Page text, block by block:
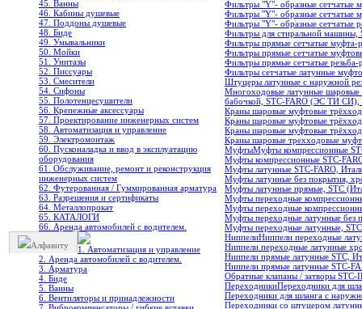
45. Ванны
46. Кабины душевые
47. Поддоны душевые
48. Биде
49. Умывальники
50. Мойки
51. Унитазы
52. Писсуары
53. Смесители
54. Сифоны
55. Полотенцесушители
56. Крепежные аксессуары
57. Проектирование инженерных систем
58. Автоматизация и управление
59. Электромонтаж
60. Пусконаладка и ввод в эксплуатацию
оборудования
61. Обслуживание, ремонт и реконструкция
инженерных систем
62. Футерованная / Гуммированная арматура
63. Разрешения и сертификаты
64. Металлопрокат
65. КАТАЛОГИ
66. Аренда автомобилей с водителем.
Алфавиту
1. Автоматизация и управление
2. Аренда автомобилей с водителем.
3. Арматура
4. Биде
5. Ванны
6. Вентиляторы и принадлежности
Фильтры "Y"- образные сетчатые
Фильтры "Y"- образные сетчатые
Фильтры "Y"- образные сетчатые
Фильтры для стиральной машины,
Фильтры прямые сетчатые муфта-
Фильтры прямые сетчатые
Фильтры прямые сетчатые резьба-
Фильтры сетчатые латунные
Штуцеры латунные с наружной
Многоходовые латунные
бабочкой, STC-FARO (ЭС ТИ СИ),
Краны шаровые муфтовые
Краны шаровые муфтовые
Краны шаровые муфтовые
Краны шаровые трехходовые
МуфтыМуфты компрессионные
Муфты компрессионные STC-
Муфты латунные STC-FARO,
Муфты латунные без покрытия,
Муфты латунные прямые, STC
Муфты переходные
Муфты переходные
Муфты переходные латунные без
Муфты переходные латунные,
НиппелиНиппели переходные
Ниппели переходные латунные
Ниппели прямые латунные STC,
Ниппели прямые латунные STC-
Обратные клапаны / затворы
ПереходникиПереходники для
Переходники для шланга с
Переходники со штуцером